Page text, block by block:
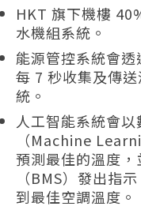
HKT 旗下機樓
水機組系統。
能源管控系統會透
每 7 秒收集及傳
統。
人工智能系統會
（Machine
預測最佳的溫度
（BMS）發出指
到最佳空調溫度。